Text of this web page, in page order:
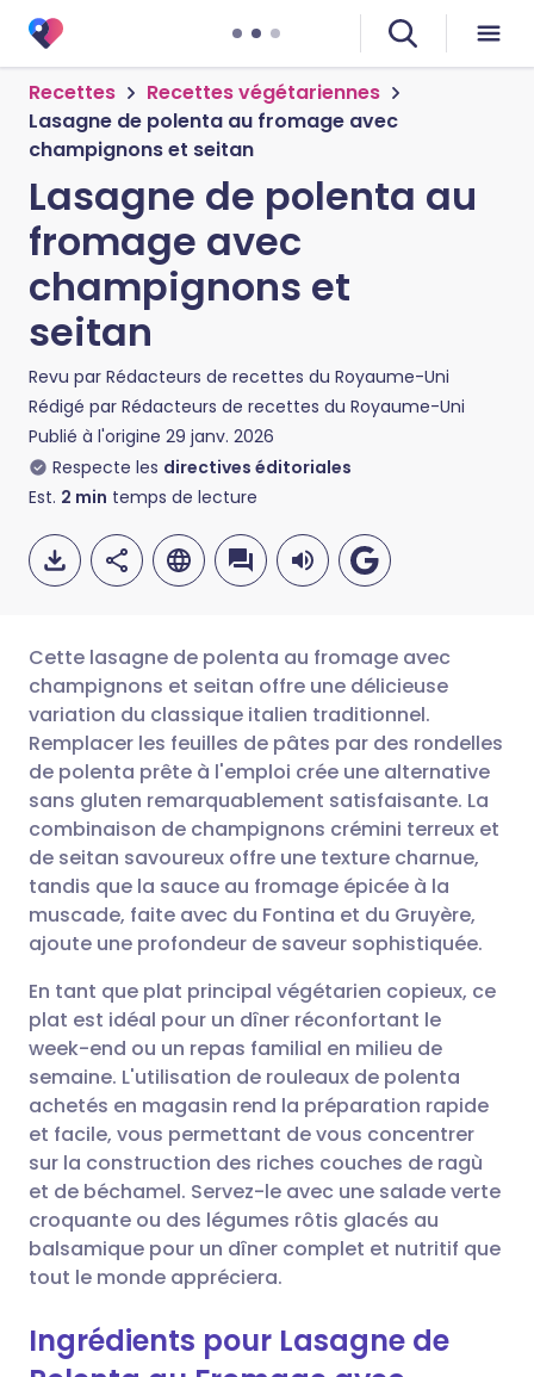
Recettes
Recettes végétariennes
Lasagne de polenta au fromage avec
champignons et seitan
Lasagne de polenta au
fromage avec
champignons et
seitan
Revu par Rédacteurs de recettes du Royaume-Uni
Rédigé par Rédacteurs de recettes du Royaume-Uni
Publié à l'origine 29 janv. 2026
Respecte les directives éditoriales
Est. 2 min temps de lecture
Partager par email
Partager sur Facebook
Partager via LinkedIn
Partager via X
Partager via WhatsApp
Copier le lien
🇬🇧 English 🇩🇪 Deutsch
🇪🇸 Español 🇫🇷 Français
🇮🇹 Italiano 🇵🇹
🇮🇳 हिन्दी 🇮🇱 עברית
🇸🇦 عربي 🇸🇪 Svenska
Cette lasagne de polenta au fromage avec
champignons et seitan offre une délicieuse
variation du classique italien traditionnel.
Remplacer les feuilles de pâtes par des rondelles
de polenta prête à l'emploi crée une alternative
sans gluten remarquablement satisfaisante. La
combinaison de champignons crémini terreux et
de seitan savoureux offre une texture charnue,
tandis que la sauce au fromage épicée à la
muscade, faite avec du Fontina et du Gruyère,
ajoute une profondeur de saveur sophistiquée.
En tant que plat principal végétarien copieux, ce
plat est idéal pour un dîner réconfortant le
week-end ou un repas familial en milieu de
semaine. L'utilisation de rouleaux de polenta
achetés en magasin rend la préparation rapide
et facile, vous permettant de vous concentrer
sur la construction des riches couches de ragù
et de béchamel. Servez-le avec une salade verte
croquante ou des légumes rôtis glacés au
balsamique pour un dîner complet et nutritif que
tout le monde appréciera.
Ingrédients pour Lasagne de